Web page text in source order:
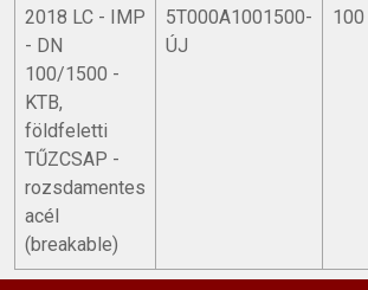
2018 LC - IMP
- DN
100/1500 -
KTB,
földfeletti
TŰZCSAP -
rozsdamentes
acél
(breakable)
5T000A1001500-
ÚJ
100